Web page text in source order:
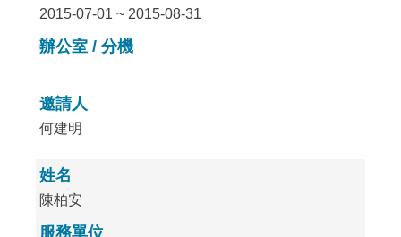
2015-07-01 ~ 2015-08-31
辦公室 / 分機
邀請人
何建明
姓名
陳柏安
服務單位